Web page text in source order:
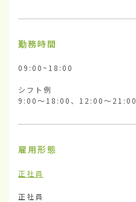
勤務時間
09:00~18:00
シフト例
9:00～18:00、12:00～21:00
雇用形態
正社員
正社員